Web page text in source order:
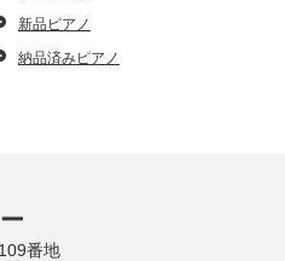
新品ピアノ
納品済みピアノ
番地